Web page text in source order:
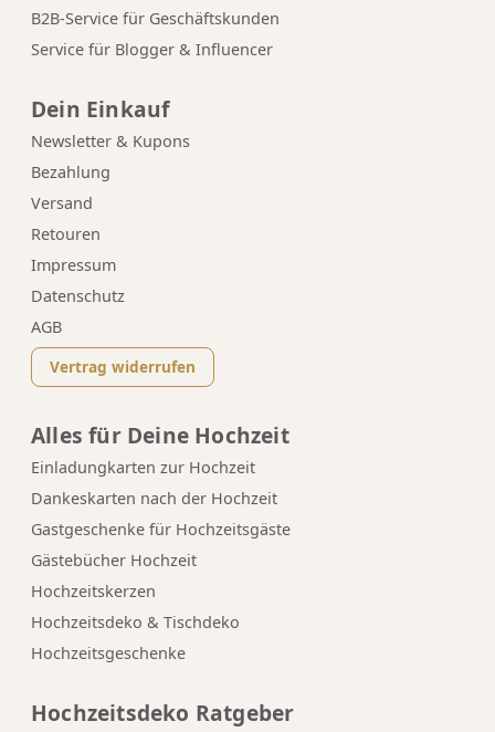
B2B-Service für Geschäftskunden
Service für Blogger & Influencer
Dein Einkauf
Newsletter & Kupons
Bezahlung
Versand
Retouren
Impressum
Datenschutz
AGB
Vertrag widerrufen
Alles für Deine Hochzeit
Einladungkarten zur Hochzeit
Dankeskarten nach der Hochzeit
Gastgeschenke für Hochzeitsgäste
Gästebücher Hochzeit
Hochzeitskerzen
Hochzeitsdeko & Tischdeko
Hochzeitsgeschenke
Hochzeitsdeko Ratgeber